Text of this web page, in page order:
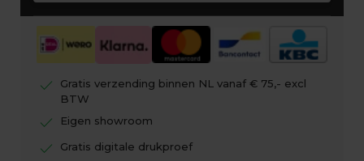
check
Gratis verzending binnen NL vanaf € 75,- excl
BTW
check Eigen showroom
check Gratis digitale drukproef